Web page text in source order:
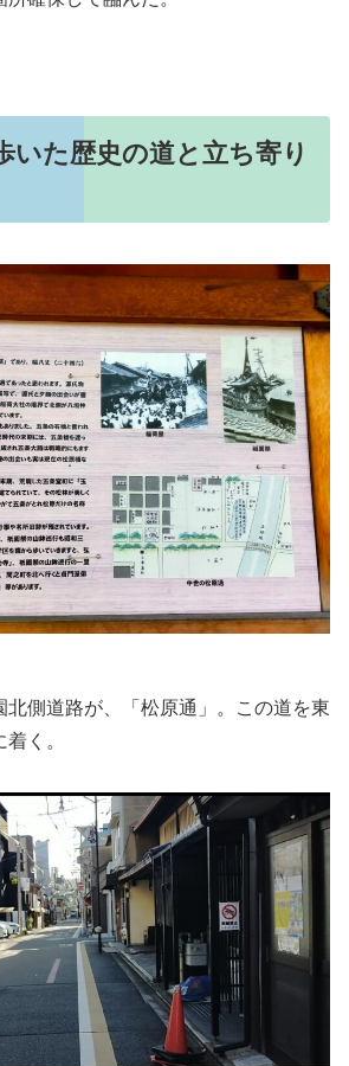
いた歴史の道と立ち寄り
北側道路が、「松原通」。この道を東
く。